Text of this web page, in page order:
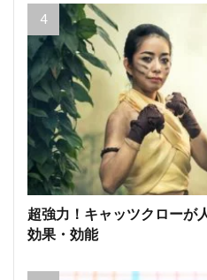
超強力！キャッツクローが
効果・効能